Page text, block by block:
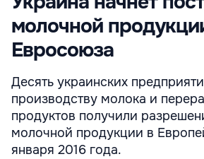
молочной
Евросоюза
Десять украинских
производству молока и
продуктов получили
молочной продукции в
января 2016 года.